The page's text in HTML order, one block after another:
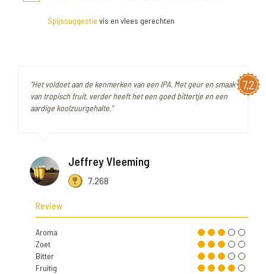
Spijssuggestie vis en vlees gerechten
7,2
"Het voldoet aan de kenmerken van een IPA. Met geur en smaak
van tropisch fruit, verder heeft het een goed bittertje en een
aardige koolzuurgehalte."
Jeffrey Vleeming
7.268
Review
Aroma
Zoet
Bitter
Fruitig